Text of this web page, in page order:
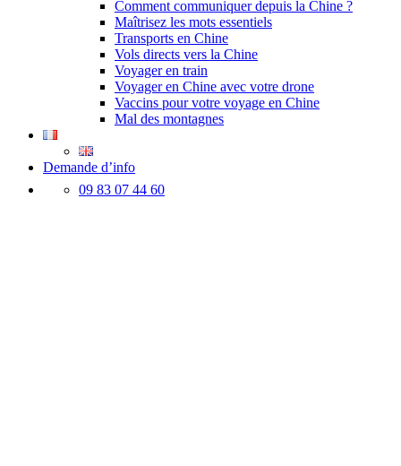
Comment communiquer depuis la Chine ?
Maîtrisez les mots essentiels
Transports en Chine
Vols directs vers la Chine
Voyager en train
Voyager en Chine avec votre drone
Vaccins pour votre voyage en Chine
Mal des montagnes
Demande d’info
09 83 07 44 60